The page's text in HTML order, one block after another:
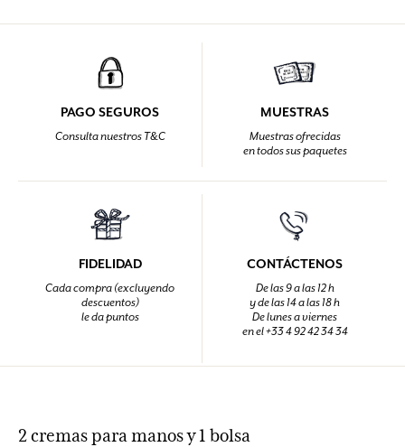
PAGO SEGUROS
Consulta nuestros T&C
MUESTRAS
Muestras ofrecidas
en todos sus paquetes
FIDELIDAD
Cada compra (excluyendo
descuentos)
le da puntos
CONTÁCTENOS
De las 9 a las 12 h
y de las 14 a las 18 h
De lunes a viernes
en el +33 4 92 42 34 34
2 cremas para manos y 1 bolsa